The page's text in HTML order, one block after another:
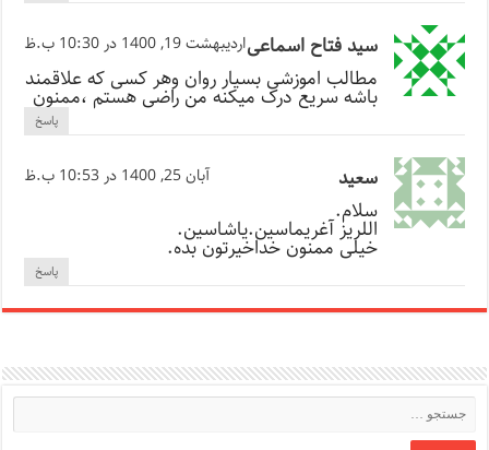
سید فتاح اسماعیاردیبهشت 19, 1400 در 10:30 ب.ظ
مطالب اموزشی بسیار روان وهر کسی که علاقمند
باشه سریع درک میکنه من راضی هستم ،ممنون
پاسخ
سعید آبان 25, 1400 در 10:53 ب.ظ
سلام.
اللریز آغریماسین.یاشاسین.
خیلی ممنون خداخیرتون بده.
پاسخ